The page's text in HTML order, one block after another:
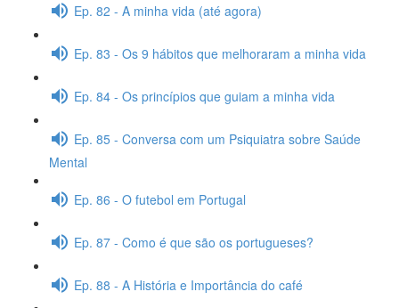
Ep. 82 - A minha vida (até agora)
Ep. 83 - Os 9 hábitos que melhoraram a minha vida
Ep. 84 - Os princípios que guiam a minha vida
Ep. 85 - Conversa com um Psiquiatra sobre Saúde
Mental
Ep. 86 - O futebol em Portugal
Ep. 87 - Como é que são os portugueses?
Ep. 88 - A História e Importância do café